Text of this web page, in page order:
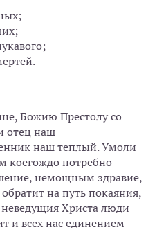
Божию Престолу со
отец наш
наш теплый. Умоли
коегождо потребно
немощным здравие,
на путь покаяния,
Христа люди
и всех нас единением